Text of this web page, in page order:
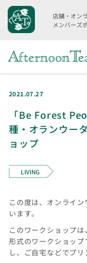
店舗・オン
メンバーズ
2021.07.27
「Be Forest
種・オランウー
ョップ
LIVING
この度は、オンライ
います。
このワークショップ
形式のワークショッ
し、ご自宅などでプリ